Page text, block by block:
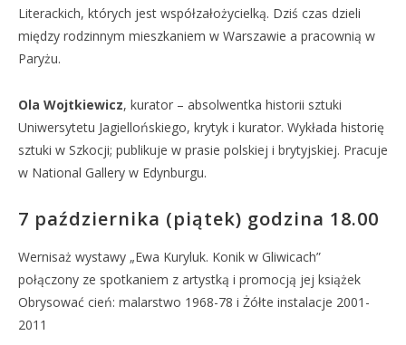
Literackich, których jest współzałożycielką. Dziś czas dzieli
między rodzinnym mieszkaniem w Warszawie a pracownią w
Paryżu.
Ola Wojtkiewicz, kurator – absolwentka historii sztuki
Uniwersytetu Jagiellońskiego, krytyk i kurator. Wykłada historię
sztuki w Szkocji; publikuje w prasie polskiej i brytyjskiej. Pracuje
w National Gallery w Edynburgu.
7 października (piątek) godzina 18.00
Wernisaż wystawy „Ewa Kuryluk. Konik w Gliwicach”
połączony ze spotkaniem z artystką i promocją jej książek
Obrysować cień: malarstwo 1968-78 i Żółte instalacje 2001-
2011